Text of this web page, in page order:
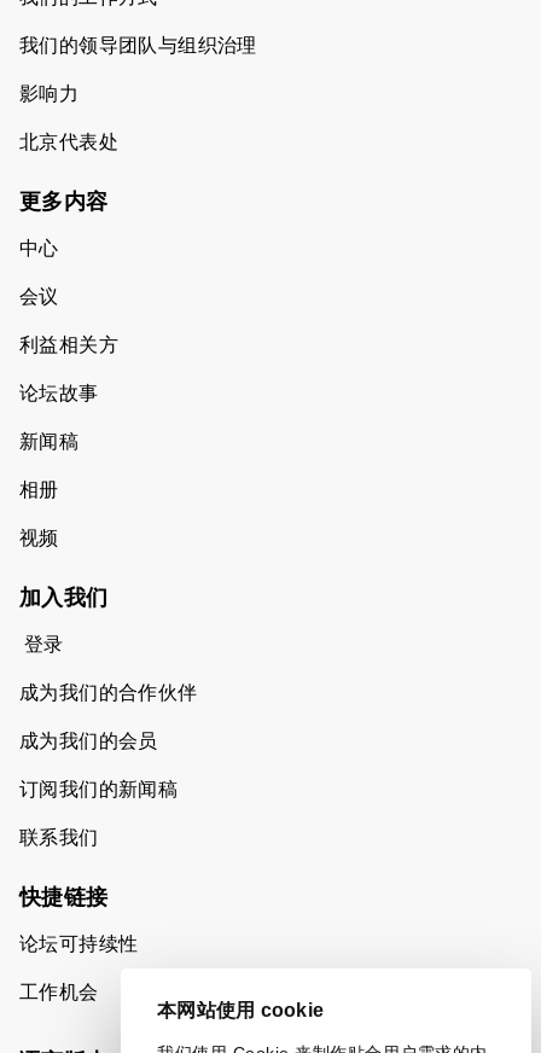
本网站使用 cookie
我们的领导团队与组织治理
影响力
北京代表处
更多内容
中心
会议
利益相关方
论坛故事
新闻稿
相册
视频
加入我们
登录
成为我们的合作伙伴
成为我们的会员
订阅我们的新闻稿
联系我们
快捷链接
论坛可持续性
工作机会